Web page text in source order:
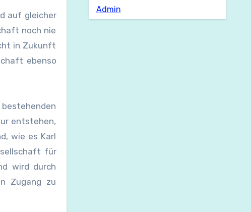
auf gleicher
noch nie
in Zukunft
ebenso
entstehen,
wie es Karl
für
wird durch
Zugang zu
Admin